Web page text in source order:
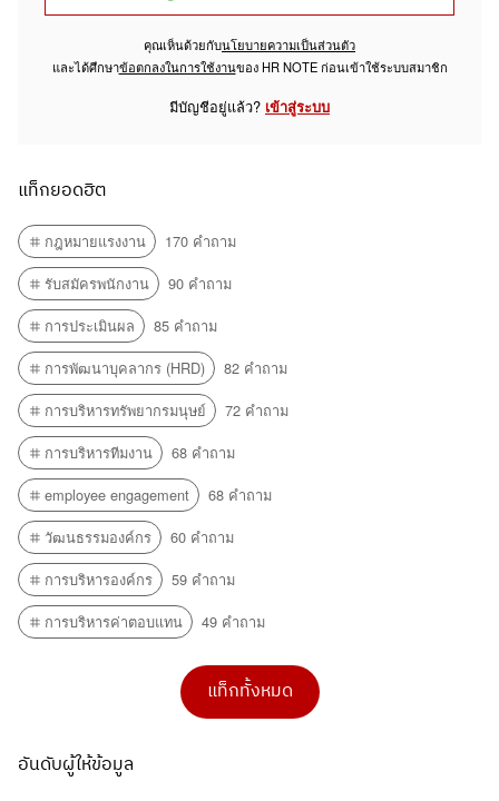
คุณเห็นด้วยกับนโยบายความเป็นส่วนตัว
และได้ศึกษาข้อตกลงในการใช้งานของ HR NOTE ก่อนเข้าใช้ระบบสมาชิก
มีบัญชีอยู่แล้ว? เข้าสู่ระบบ
แท็กยอดฮิต
กฎหมายแรงงาน
170 คำถาม
รับสมัครพนักงาน
90 คำถาม
การประเมินผล
85 คำถาม
การพัฒนาบุคลากร (HRD)
82 คำถาม
การบริหารทรัพยากรมนุษย์
72 คำถาม
การบริหารทีมงาน
68 คำถาม
employee engagement
68 คำถาม
วัฒนธรรมองค์กร
60 คำถาม
การบริหารองค์กร
59 คำถาม
การบริหารค่าตอบแทน
49 คำถาม
แท็กทั้งหมด
อันดับผู้ให้ข้อมูล